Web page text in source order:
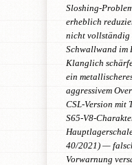
Sloshing-
erheblich
nicht vollständig
Schwallwand im
Klanglich
ein
aggressivem
CSL-Version mit
S65-V8-
40/2021) —
Vorwarnung